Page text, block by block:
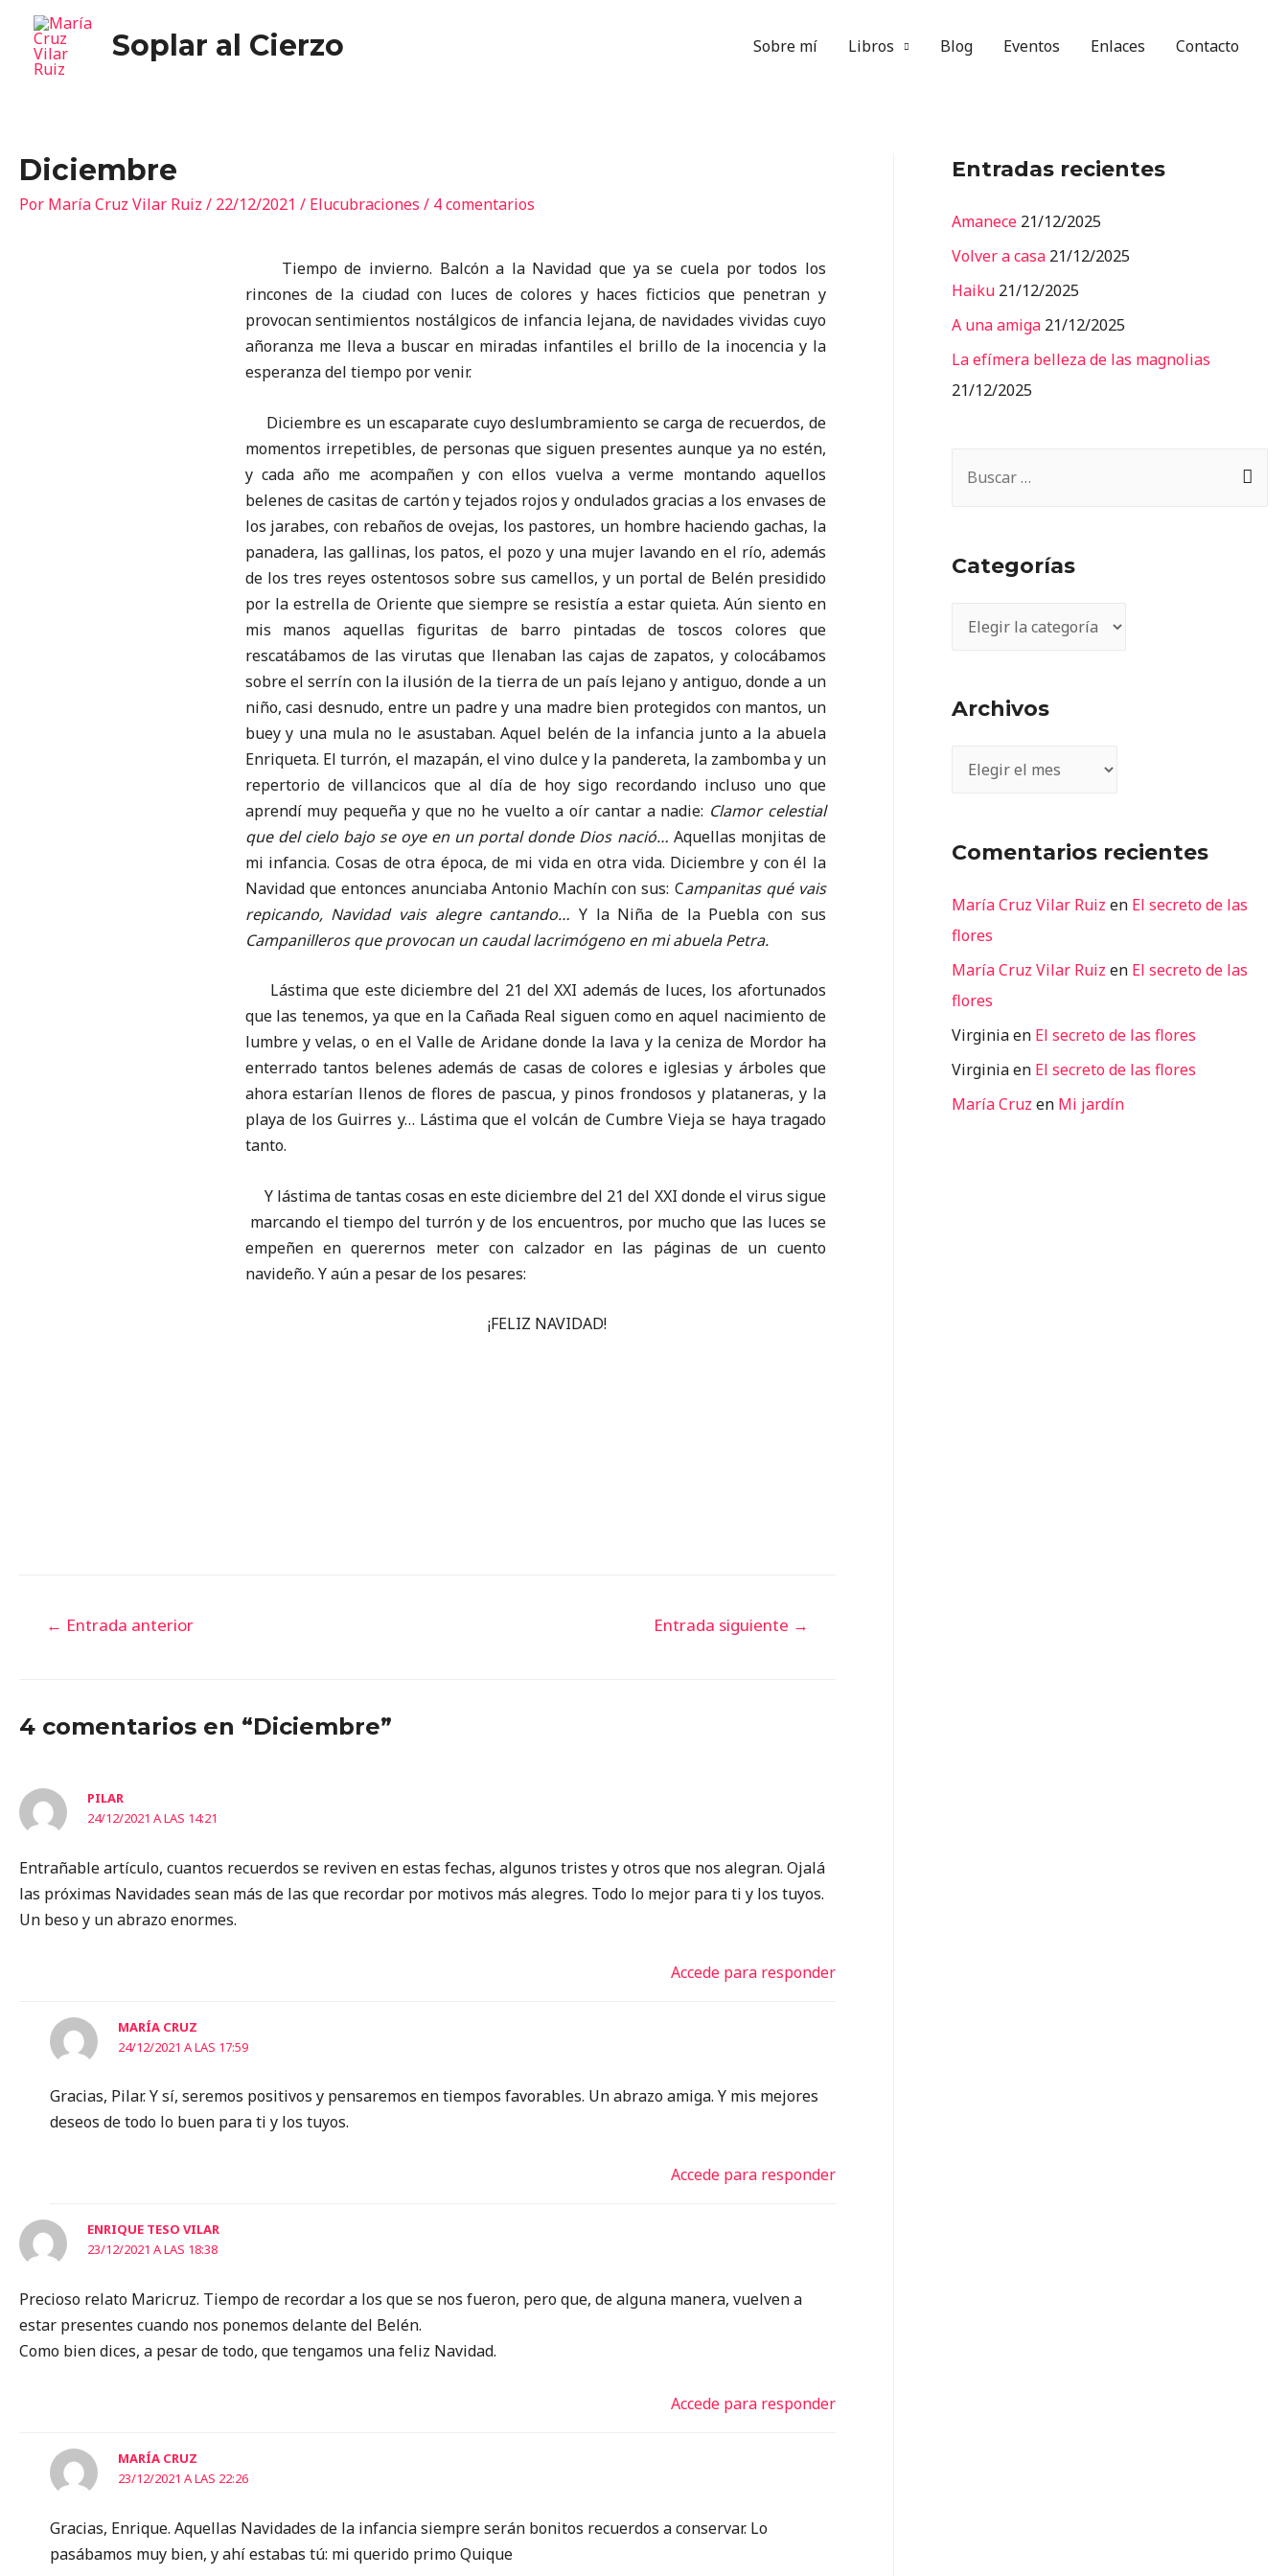
Soplar al Cierzo Sobre mí Libros Blog Eventos Enlaces Contacto
Diciembre
Por María Cruz Vilar Ruiz / 22/12/2021 / Elucubraciones / 4 comentarios
Tiempo de invierno. Balcón a la Navidad que ya se cuela por todos los
rincones de la ciudad con luces de colores y haces ficticios que penetran y
provocan sentimientos nostálgicos de infancia lejana, de navidades vividas cuyo
añoranza me lleva a buscar en miradas infantiles el brillo de la inocencia y la
esperanza del tiempo por venir.
Diciembre es un escaparate cuyo deslumbramiento se carga de recuerdos, de
momentos irrepetibles, de personas que siguen presentes aunque ya no estén,
y cada año me acompañen y con ellos vuelva a verme montando aquellos
belenes de casitas de cartón y tejados rojos y ondulados gracias a los envases de
los jarabes, con rebaños de ovejas, los pastores, un hombre haciendo gachas, la
panadera, las gallinas, los patos, el pozo y una mujer lavando en el río, además
de los tres reyes ostentosos sobre sus camellos, y un portal de Belén presidido
por la estrella de Oriente que siempre se resistía a estar quieta. Aún siento en
mis manos aquellas figuritas de barro pintadas de toscos colores que
rescatábamos de las virutas que llenaban las cajas de zapatos, y colocábamos
sobre el serrín con la ilusión de la tierra de un país lejano y antiguo, donde a un
niño, casi desnudo, entre un padre y una madre bien protegidos con mantos, un
buey y una mula no le asustaban. Aquel belén de la infancia junto a la abuela
Enriqueta. El turrón, el mazapán, el vino dulce y la pandereta, la zambomba y un
repertorio de villancicos que al día de hoy sigo recordando incluso uno que
aprendí muy pequeña y que no he vuelto a oír cantar a nadie: Clamor celestial
que del cielo bajo se oye en un portal donde Dios nació… Aquellas monjitas de
mi infancia. Cosas de otra época, de mi vida en otra vida. Diciembre y con él la
Navidad que entonces anunciaba Antonio Machín con sus: Campanitas qué vais
repicando, Navidad vais alegre cantando… Y la Niña de la Puebla con sus
Campanilleros que provocan un caudal lacrimógeno en mi abuela Petra.
Lástima que este diciembre del 21 del XXI además de luces, los afortunados
que las tenemos, ya que en la Cañada Real siguen como en aquel nacimiento de
lumbre y velas, o en el Valle de Aridane donde la lava y la ceniza de Mordor ha
enterrado tantos belenes además de casas de colores e iglesias y árboles que
ahora estarían llenos de flores de pascua, y pinos frondosos y plataneras, y la
playa de los Guirres y… Lástima que el volcán de Cumbre Vieja se haya tragado
tanto.
Y lástima de tantas cosas en este diciembre del 21 del XXI donde el virus sigue
marcando el tiempo del turrón y de los encuentros, por mucho que las luces se
empeñen en querernos meter con calzador en las páginas de un cuento
navideño. Y aún a pesar de los pesares:
¡FELIZ NAVIDAD!
← Entrada anterior Entrada siguiente →
4 comentarios en “Diciembre”
PILAR
24/12/2021 A LAS 14:21
Entrañable artículo, cuantos recuerdos se reviven en estas fechas, algunos tristes y otros que nos alegran. Ojalá
las próximas Navidades sean más de las que recordar por motivos más alegres. Todo lo mejor para ti y los tuyos.
Un beso y un abrazo enormes.
Accede para responder
MARÍA CRUZ
24/12/2021 A LAS 17:59
Gracias, Pilar. Y sí, seremos positivos y pensaremos en tiempos favorables. Un abrazo amiga. Y mis mejores
deseos de todo lo buen para ti y los tuyos.
Accede para responder
ENRIQUE TESO VILAR
23/12/2021 A LAS 18:38
Precioso relato Maricruz. Tiempo de recordar a los que se nos fueron, pero que, de alguna manera, vuelven a
estar presentes cuando nos ponemos delante del Belén.
Como bien dices, a pesar de todo, que tengamos una feliz Navidad.
Accede para responder
MARÍA CRUZ
23/12/2021 A LAS 22:26
Gracias, Enrique. Aquellas Navidades de la infancia siempre serán bonitos recuerdos a conservar. Lo
pasábamos muy bien, y ahí estabas tú: mi querido primo Quique
Entradas recientes
Amanece 21/12/2025
Volver a casa 21/12/2025
Haiku 21/12/2025
A una amiga 21/12/2025
La efímera belleza de las magnolias
21/12/2025
Categorías
Archivos
Comentarios recientes
María Cruz Vilar Ruiz en El secreto de las
flores
María Cruz Vilar Ruiz en El secreto de las
flores
Virginiaen El secreto de las flores
Virginiaen El secreto de las flores
María Cruz en Mi jardín